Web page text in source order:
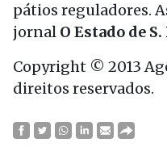
pátios reguladores.
jornal O Estado de S.
Copyright © 2013
direitos reservados.